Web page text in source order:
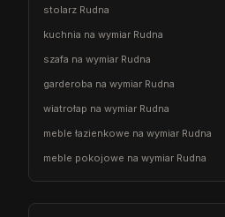
stolarz Rudna
kuchnia na wymiar Rudna
szafa na wymiar Rudna
garderoba na wymiar Rudna
wiatrołap na wymiar Rudna
meble łazienkowe na wymiar Rudna
meble pokojowe na wymiar Rudna